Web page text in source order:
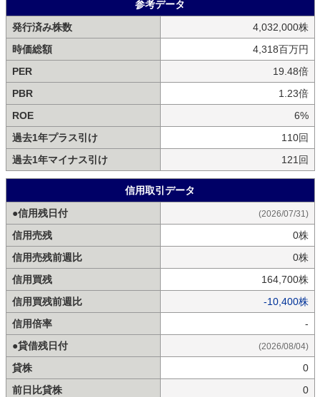
参考データ
発行済み株数
4,032,000株
時価総額
4,318百万円
PER
19.48倍
PBR
1.23倍
ROE
6%
過去1年プラス引け
110回
過去1年マイナス引け
121回
信用取引データ
●信用残日付
(2026/07/31)
信用売残
0株
信用売残前週比
0株
信用買残
164,700株
信用買残前週比
-10,400株
信用倍率
-
●貸借残日付
(2026/08/04)
貸株
0
前日比貸株
0